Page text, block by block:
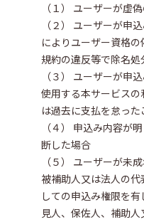
（１） ユーザーが虚
（２） ユーザーが申
によりユーザー資格
規約の違反等で除名
（３） ユーザーが申
使用する本サービス
は過去に支払を怠っ
（４） 申込み内容が
断した場合
（５） ユーザーが未
被補助人又は法人の
しての申込み権限を
見人、保佐人、補助